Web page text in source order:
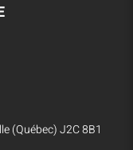
(Québec) J2C 8B1